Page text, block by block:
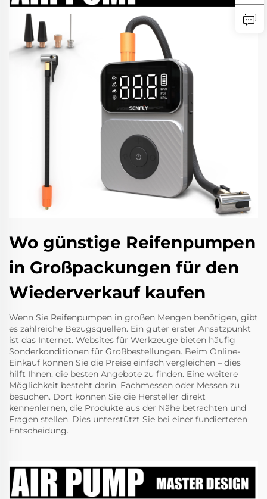
Wo günstige Reifenpumpen
in Großpackungen für den
Wiederverkauf kaufen
Wenn Sie Reifenpumpen in großen Mengen benötigen, gibt
es zahlreiche Bezugsquellen. Ein guter erster Ansatzpunkt
ist das Internet. Websites für Werkzeuge bieten häufig
Sonderkonditionen für Großbestellungen. Beim Online-
Einkauf können Sie die Preise einfach vergleichen – dies
hilft Ihnen, die besten Angebote zu finden. Eine weitere
Möglichkeit besteht darin, Fachmessen oder Messen zu
besuchen. Dort können Sie die Hersteller direkt
kennenlernen, die Produkte aus der Nähe betrachten und
Fragen stellen. Dies unterstützt Sie bei einer fundierteren
Entscheidung.